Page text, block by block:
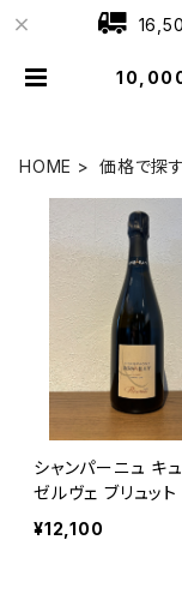
10,000
HOME 価格で探す
シャンパーニュ キ
ゼルヴェ ブリュット
ド ブラン NV
ー ルクレール エ フ
¥12,100